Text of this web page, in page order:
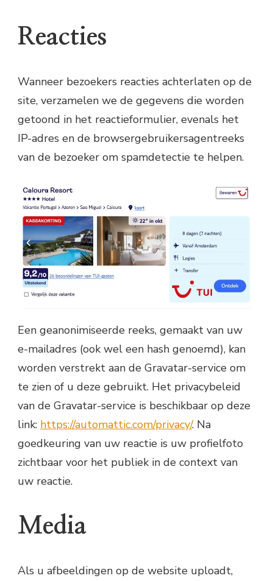
Reacties
Wanneer bezoekers reacties achterlaten op de
site, verzamelen we de gegevens die worden
getoond in het reactieformulier, evenals het
IP-adres en de browsergebruikersagentreeks
van de bezoeker om spamdetectie te helpen.
Een geanonimiseerde reeks, gemaakt van uw
e-mailadres (ook wel een hash genoemd), kan
worden verstrekt aan de Gravatar-service om
te zien of u deze gebruikt. Het privacybeleid
van de Gravatar-service is beschikbaar op deze
link: https://automattic.com/privacy/. Na
goedkeuring van uw reactie is uw profielfoto
zichtbaar voor het publiek in de context van
uw reactie.
Media
Als u afbeeldingen op de website uploadt,